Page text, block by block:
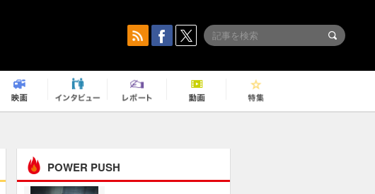
POWER PUSH